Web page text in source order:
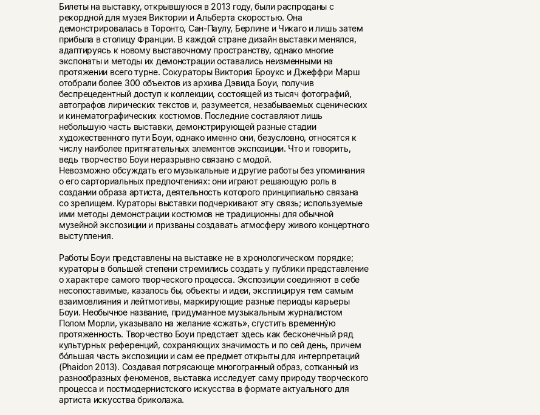
Билеты на выставку, открывшуюся в 2013 году, были распроданы с
рекордной для музея Виктории и Альберта скоростью. Она
демонстрировалась в Торонто, Сан-Паулу, Берлине и Чикаго и лишь затем
прибыла в столицу Франции. В каждой стране дизайн выставки менялся,
адаптируясь к новому выставочному пространству, однако многие
экспонаты и методы их демонстрации оставались неизменными на
протяжении всего турне. Сокураторы Виктория Броукс и Джеффри Марш
отобрали более 300 объектов из архива Дэвида Боуи, получив
беспрецедентный доступ к коллекции, состоящей из тысяч фотографий,
автографов лирических текстов и, разумеется, незабываемых сценических
и кинематографических костюмов. Последние составляют лишь
небольшую часть выставки, демонстрирующей разные стадии
художественного пути Боуи, однако именно они, безусловно, относятся к
числу наиболее притягательных элементов экспозиции. Что и говорить,
ведь творчество Боуи неразрывно связано с модой.
Невозможно обсуждать его музыкальные и другие работы без упоминания
о его сарториальных предпочтениях: они играют решающую роль в
создании образа артиста, деятельность которого принципиально связана
со зрелищем. Кураторы выставки подчеркивают эту связь; используемые
ими методы демонстрации костюмов не традиционны для обычной
музейной экспозиции и призваны создавать атмосферу живого концертного
выступления.
Работы Боуи представлены на выставке не в хронологическом порядке;
кураторы в большей степени стремились создать у публики представление
о характере самого творческого процесса. Экспозиции соединяют в себе
несопоставимые, казалось бы, объекты и идеи, эксплицируя тем самым
взаимовлияния и лейтмотивы, маркирующие разные периоды карьеры
Боуи. Необычное название, придуманное музыкальным журналистом
Полом Морли, указывало на желание «сжать», сгустить временнýю
протяженность. Творчество Боуи предстает здесь как бесконечный ряд
культурных референций, сохраняющих значимость и по сей день, причем
бóльшая часть экспозиции и сам ее предмет открыты для интерпретаций
(Phaidon 2013). Создавая потрясающе многогранный образ, сотканный из
разнообразных феноменов, выставка исследует саму природу творческого
процесса и постмодернистского искусства в формате актуального для
артиста искусства бриколажа.